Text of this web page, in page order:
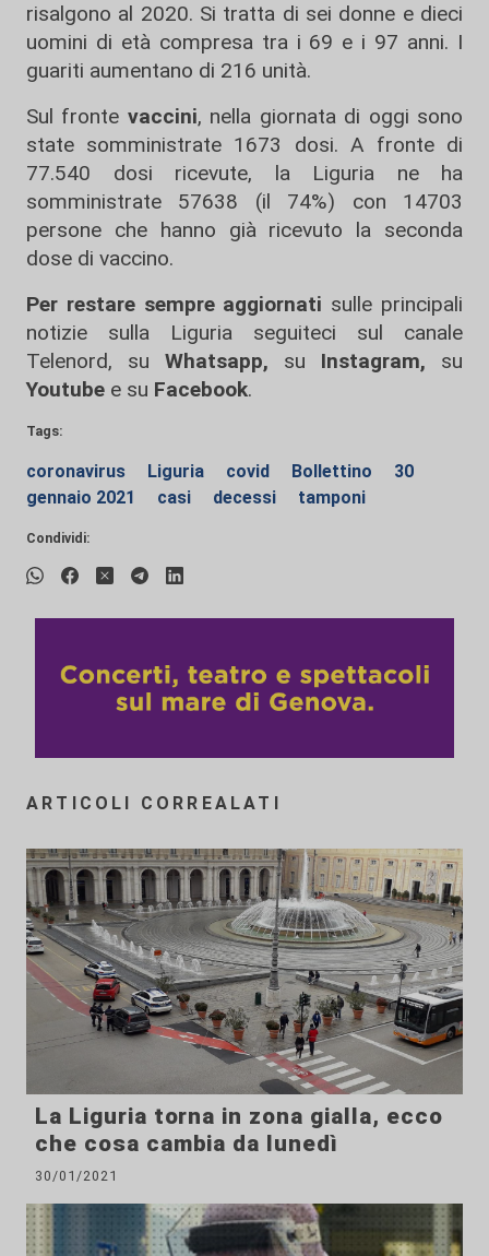
risalgono al 2020. Si tratta di sei donne e dieci
uomini di età compresa tra i 69 e i 97 anni. I
guariti aumentano di 216 unità.
Sul fronte vaccini, nella giornata di oggi sono
state somministrate 1673 dosi. A fronte di
77.540 dosi ricevute, la Liguria ne ha
somministrate 57638 (il 74%) con 14703
persone che hanno già ricevuto la seconda
dose di vaccino.
Per restare sempre aggiornati sulle principali
notizie sulla Liguria seguiteci sul canale
Telenord, su
Whatsapp, su Instagram, su
Youtube e su Facebook.
Tags:
coronavirus Liguria covid Bollettino
30
gennaio 2021
casi decessi tamponi
Condividi:
ARTICOLI CORREALATI
La Liguria torna in zona gialla, ecco
che cosa cambia da lunedì
30/01/2021